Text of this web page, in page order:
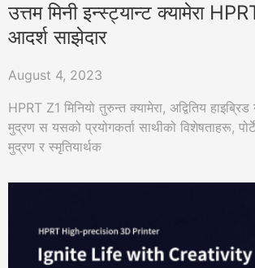
उत्तम मिनी इन्स्ट्यान्ट क्यामेरा
आदर्श साझेदार
August 4, 2023
HPRT Z1 मिनियो तुरुन्त क्यामेरा, अद्वितिय
मुद्रण स यसको प्रयोगकर्ता साथीको विशेषताहरू,
मुद्रण र स्मृतियार्थक